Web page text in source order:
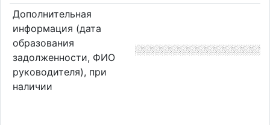
Дополнительная
информация (дата
образования
задолженности, ФИО
руководителя), при
наличии